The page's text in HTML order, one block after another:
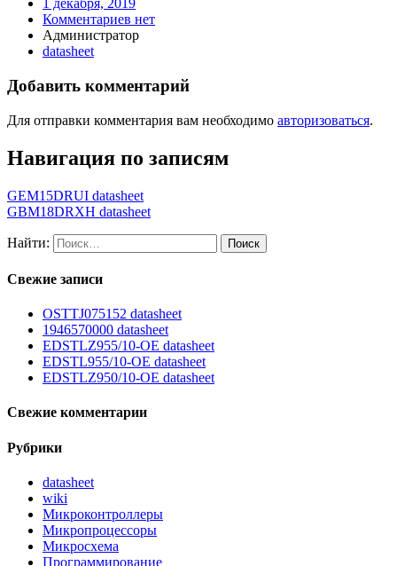
1 декабря, 2019
Комментариев нет
Администратор
datasheet
Добавить комментарий
Для отправки комментария вам необходимо авторизоваться.
Навигация по записям
GEM15DRUI datasheet
GBM18DRXH datasheet
Найти:
Свежие записи
OSTTJ075152 datasheet
1946570000 datasheet
EDSTLZ955/10-OE datasheet
EDSTL955/10-OE datasheet
EDSTLZ950/10-OE datasheet
Свежие комментарии
Рубрики
datasheet
wiki
Микроконтроллеры
Микропроцессоры
Микросхема
Программирование